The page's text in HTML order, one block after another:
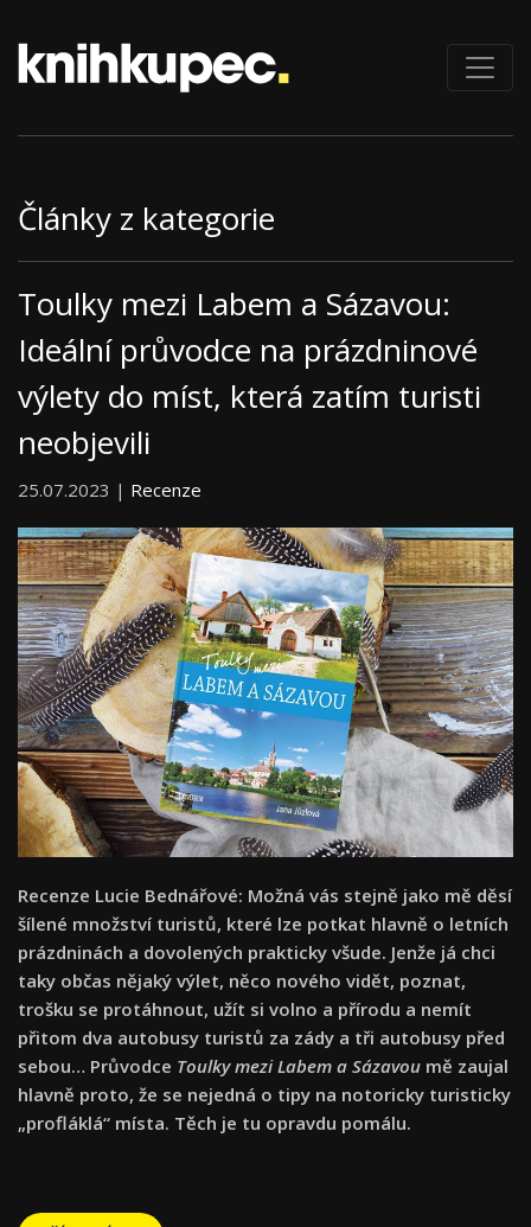
Články z kategorie
Toulky mezi Labem a Sázavou:
Ideální průvodce na prázdninové
výlety do míst, která zatím turisti
neobjevili
25.07.2023 | Recenze
Recenze Lucie Bednářové: Možná vás stejně jako mě děsí
šílené množství turistů, které lze potkat hlavně o letních
prázdninách a dovolených prakticky všude. Jenže já chci
taky občas nějaký výlet, něco nového vidět, poznat,
trošku se protáhnout, užít si volno a přírodu a nemít
přitom dva autobusy turistů za zády a tři autobusy před
sebou… Průvodce Toulky mezi Labem a Sázavou mě zaujal
hlavně proto, že se nejedná o tipy na notoricky turisticky
„profláklá“ místa. Těch je tu opravdu pomálu.